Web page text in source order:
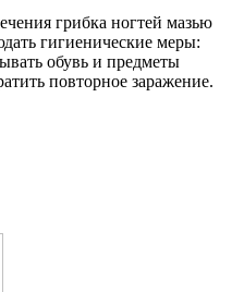
грибка ногтей мазью
гигиенические меры:
обувь и предметы
повторное заражение.